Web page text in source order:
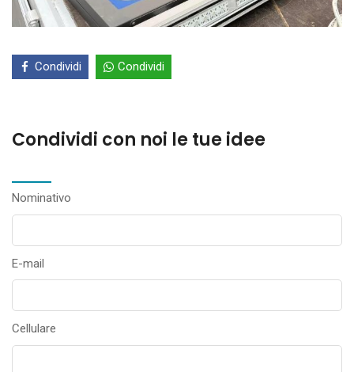
Condividi Condividi
Condividi con noi le tue idee
Nominativo
E-mail
Cellulare